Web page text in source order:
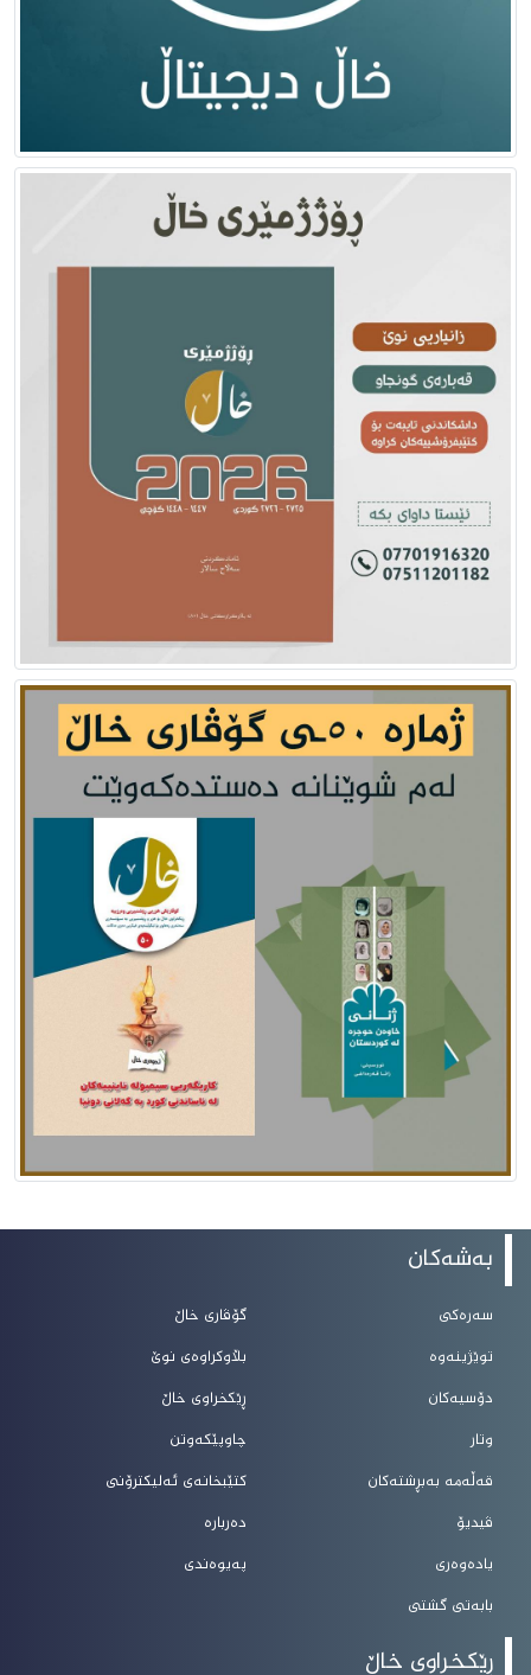
بەشەکان
سەرەکی
توێژینەوە
دۆسیەکان
وتار
گۆڤاری خاڵ
بڵاوکراوەی نوێ
ڕێکخراوی خاڵ
چاوپێکەوتن
قەڵەمە بەبڕشتەکان
ڤیدیۆ
یادەوەری
بابەتی گشتی
کتێبخانەی ئەلیکترۆنی
دەربارە
پەیوەندی
ڕێکخراوی خاڵ